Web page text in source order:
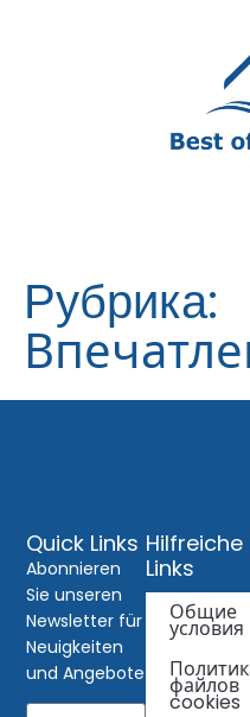
Рубрика:
Hilfreiche
Links
Общие
условия
файлов
cookies
Quick Links
Abonnieren
Sie unseren
Newsletter für
Neuigkeiten
und Angebote